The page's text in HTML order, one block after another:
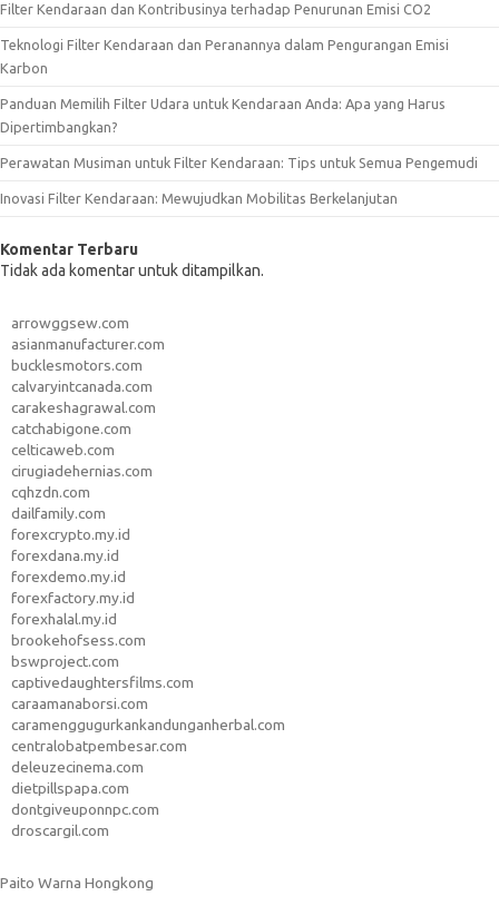
Filter Kendaraan dan Kontribusinya terhadap Penurunan Emisi CO2
Teknologi Filter Kendaraan dan Peranannya dalam Pengurangan Emisi
Karbon
Panduan Memilih Filter Udara untuk Kendaraan Anda: Apa yang Harus
Dipertimbangkan?
Perawatan Musiman untuk Filter Kendaraan: Tips untuk Semua Pengemudi
Inovasi Filter Kendaraan: Mewujudkan Mobilitas Berkelanjutan
Komentar Terbaru
Tidak ada komentar untuk ditampilkan.
arrowggsew.com
asianmanufacturer.com
bucklesmotors.com
calvaryintcanada.com
carakeshagrawal.com
catchabigone.com
celticaweb.com
cirugiadehernias.com
cqhzdn.com
dailfamily.com
forexcrypto.my.id
forexdana.my.id
forexdemo.my.id
forexfactory.my.id
forexhalal.my.id
brookehofsess.com
bswproject.com
captivedaughtersfilms.com
caraamanaborsi.com
caramenggugurkankandunganherbal.com
centralobatpembesar.com
deleuzecinema.com
dietpillspapa.com
dontgiveuponnpc.com
droscargil.com
Paito Warna Hongkong